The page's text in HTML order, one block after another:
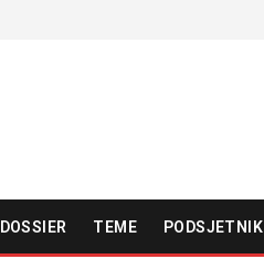
DOSSIER TEME PODSJETNIK